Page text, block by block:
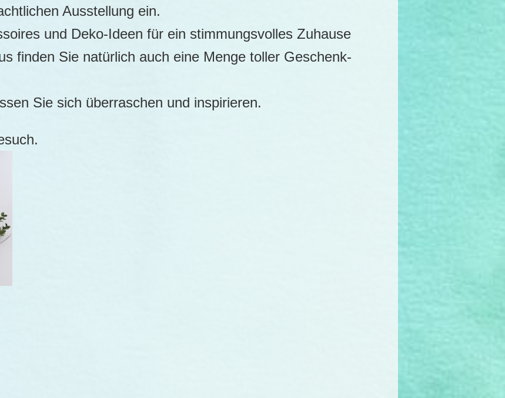
Ausstellung ein.
und Deko-Ideen für ein stimmungsvolles Zuhause
finden Sie natürlich auch eine Menge toller Geschenk-
Sie sich überraschen und inspirieren.